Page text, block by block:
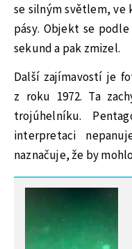
se silným světlem,
pásy. Objekt se
sekund a pak zmizel.
Další zajímavostí je
z roku 1972. Ta
trojúhelníku.
interpretaci
naznačuje, že by
MOHLO BY VÁS